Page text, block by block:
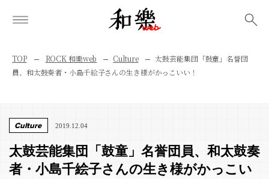
TOP ROCK 和樂web Culture
太鼓芸能集団「鼓童」名誉団
員、和太鼓奏者・小島千絵子さんの生き様がかっこいい！
Culture 2019.12.04
太鼓芸能集団「鼓童」名誉団員、和太鼓奏
者・小島千絵子さんの生き様がかっこい